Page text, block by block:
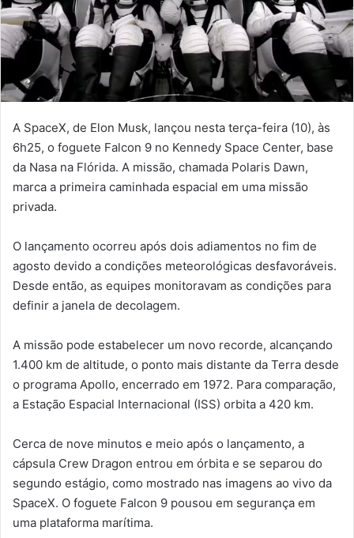
A SpaceX, de Elon Musk, lançou nesta terça-feira (10), às
6h25, o foguete Falcon 9 no Kennedy Space Center, base
da Nasa na Flórida. A missão, chamada Polaris Dawn,
marca a primeira caminhada espacial em uma missão
privada.
O lançamento ocorreu após dois adiamentos no fim de
agosto devido a condições meteorológicas desfavoráveis.
Desde então, as equipes monitoravam as condições para
definir a janela de decolagem.
A missão pode estabelecer um novo recorde, alcançando
1.400 km de altitude, o ponto mais distante da Terra desde
o programa Apollo, encerrado em 1972. Para comparação,
a Estação Espacial Internacional (ISS) orbita a 420 km.
Cerca de nove minutos e meio após o lançamento, a
cápsula Crew Dragon entrou em órbita e se separou do
segundo estágio, como mostrado nas imagens ao vivo da
SpaceX. O foguete Falcon 9 pousou em segurança em
uma plataforma marítima.